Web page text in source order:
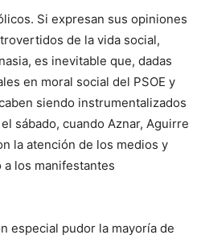
Si expresan sus opiniones
de la vida social,
es inevitable que, dadas
en moral social del PSOE y
siendo instrumentalizados
sábado, cuando Aznar, Aguirre
la atención de los medios y
los manifestantes
especial pudor la mayoría de